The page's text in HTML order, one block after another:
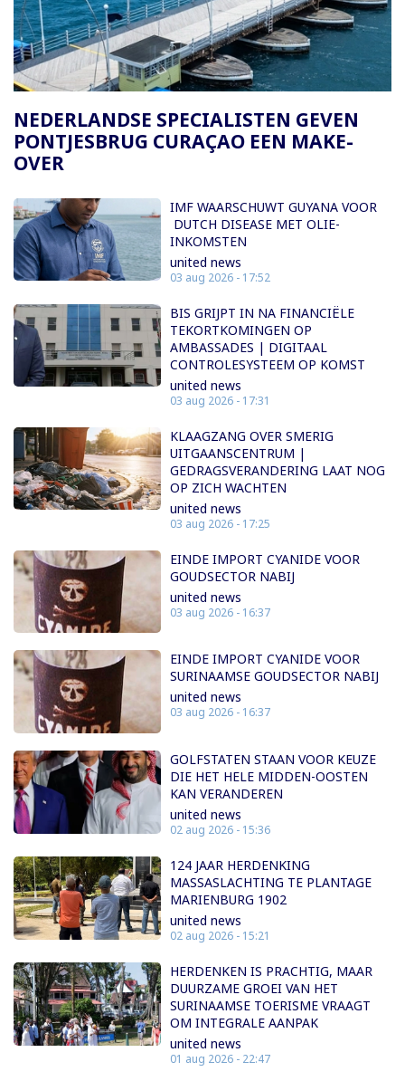
NEDERLANDSE SPECIALISTEN GEVEN
PONTJESBRUG CURAÇAO EEN MAKE-
OVER
IMF WAARSCHUWT GUYANA VOOR
DUTCH DISEASE MET OLIE-
INKOMSTEN
united news
03 aug 2026 - 17:52
BIS GRIJPT IN NA FINANCIËLE
TEKORTKOMINGEN OP
AMBASSADES | DIGITAAL
CONTROLESYSTEEM OP KOMST
united news
03 aug 2026 - 17:31
KLAAGZANG OVER SMERIG
UITGAANSCENTRUM |
GEDRAGSVERANDERING LAAT NOG
OP ZICH WACHTEN
united news
03 aug 2026 - 17:25
EINDE IMPORT CYANIDE VOOR
GOUDSECTOR NABIJ
united news
03 aug 2026 - 16:37
EINDE IMPORT CYANIDE VOOR
SURINAAMSE GOUDSECTOR NABIJ
united news
03 aug 2026 - 16:37
GOLFSTATEN STAAN VOOR KEUZE
DIE HET HELE MIDDEN-OOSTEN
KAN VERANDEREN
united news
02 aug 2026 - 15:36
124 JAAR HERDENKING
MASSASLACHTING TE PLANTAGE
MARIENBURG 1902
united news
02 aug 2026 - 15:21
HERDENKEN IS PRACHTIG, MAAR
DUURZAME GROEI VAN HET
SURINAAMSE TOERISME VRAAGT
OM INTEGRALE AANPAK
united news
01 aug 2026 - 22:47